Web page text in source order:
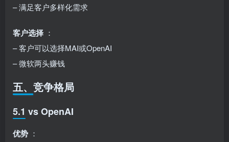
– 满足客户多样化需求
客户选择 ：
– 客户可以选择MAI或OpenAI
– 微软两头赚钱
五、竞争格局
5.1 vs OpenAI
优势 ：